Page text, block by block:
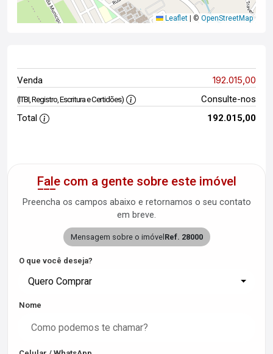
Leaflet © OpenStreetMap
Venda 192.015,00
(ITBI, Registro, Escritura e Certidões)
Consulte-nos
Total
192.015,00
Fale com a gente sobre este imóvel
Preencha os campos abaixo e retornamos o seu contato
em breve.
Mensagem sobre o imóvel Ref. 28000
O que você deseja?
Quero Comprar
Nome